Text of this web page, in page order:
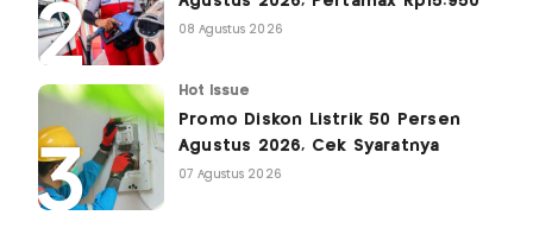
08 Agustus 2026
Hot Issue
Promo Diskon Listrik 50 Persen
Agustus 2026, Cek Syaratnya
07 Agustus 2026